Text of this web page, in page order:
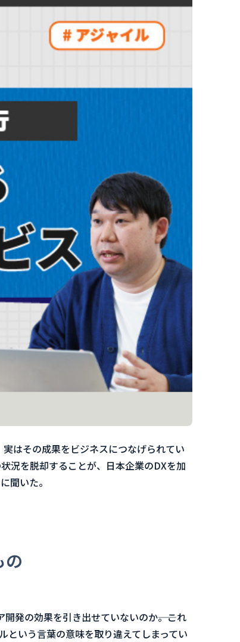
はその成果をビジネスにつなげられてい
況を脱却することが、日本企業のDXを加
聞いた。
の
発の効果を引き出せていないのか――。これ
という言葉の意味を取り違えてしまってい